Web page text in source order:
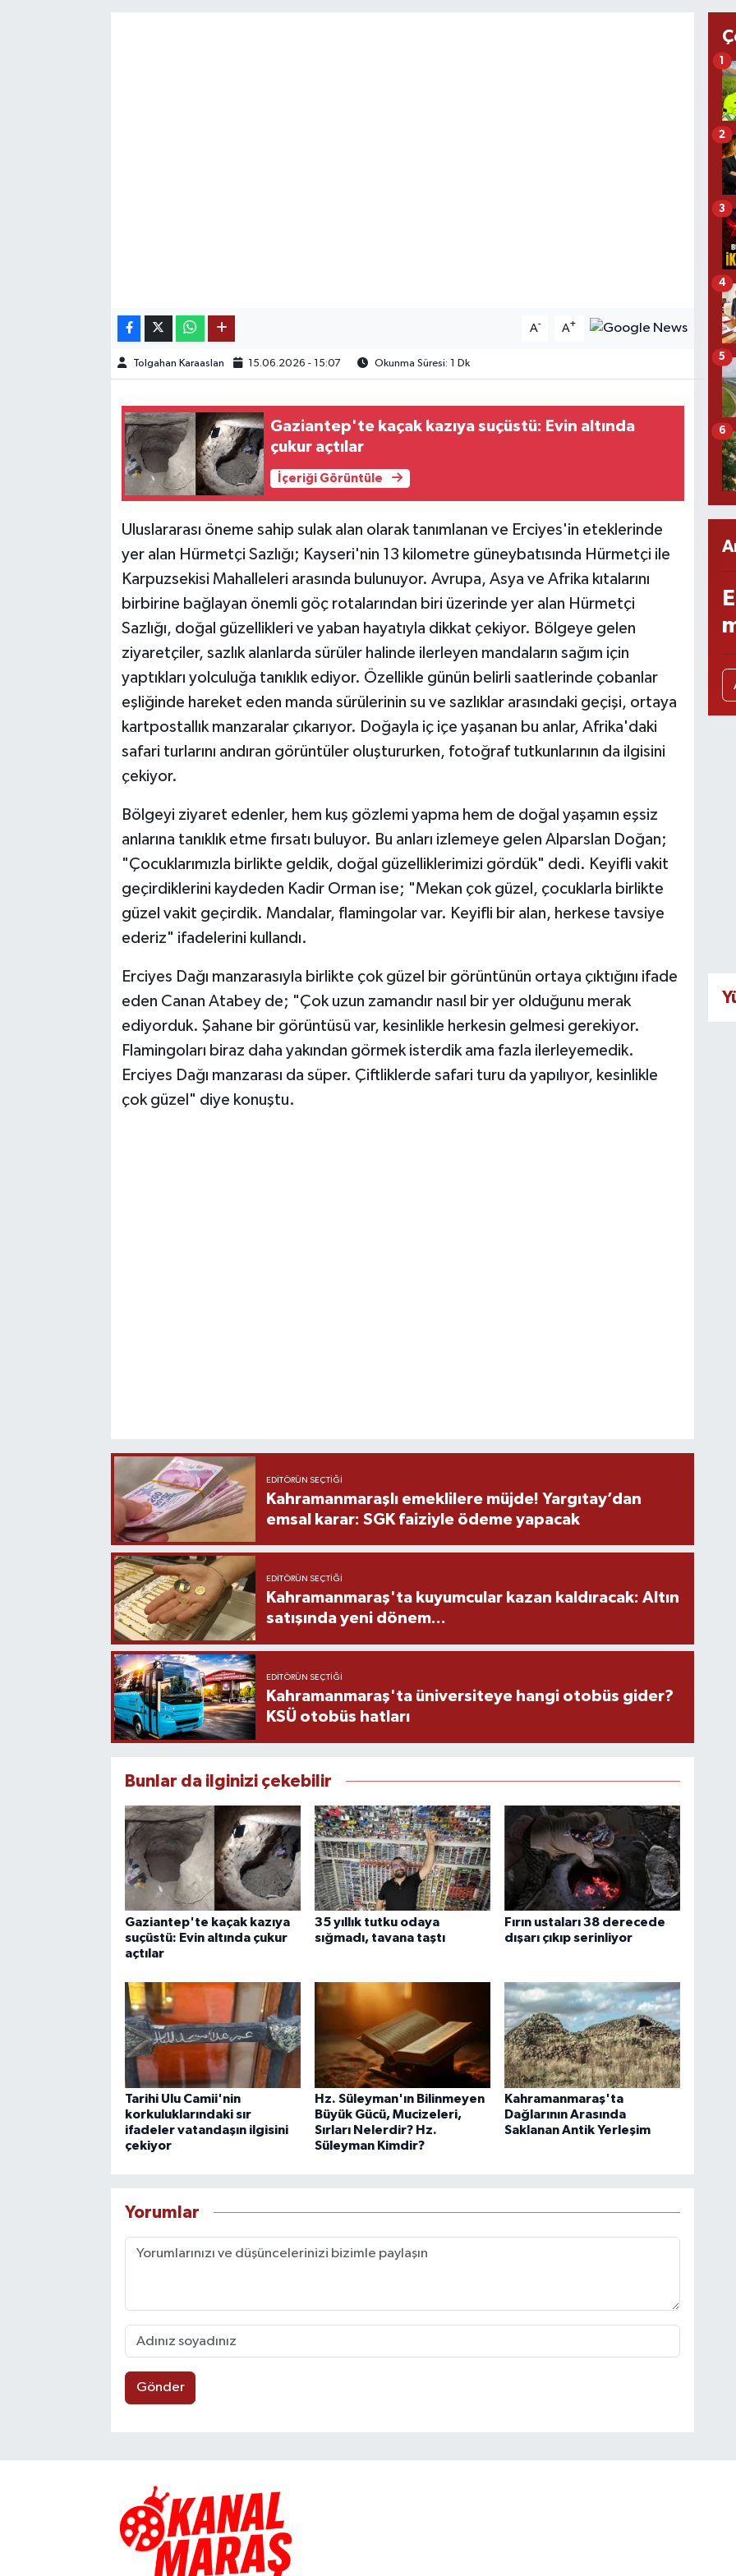
A- A+
Tolgahan Karaaslan 15.06.2026 - 15:07 Okunma Süresi: 1 Dk
Gaziantep'te kaçak kazıya suçüstü: Evin altında
çukur açtılar
İçeriği Görüntüle
Uluslararası öneme sahip sulak alan olarak tanımlanan ve Erciyes'in eteklerinde
yer alan Hürmetçi Sazlığı; Kayseri'nin 13 kilometre güneybatısında Hürmetçi ile
Karpuzsekisi Mahalleleri arasında bulunuyor. Avrupa, Asya ve Afrika kıtalarını
birbirine bağlayan önemli göç rotalarından biri üzerinde yer alan Hürmetçi
Sazlığı, doğal güzellikleri ve yaban hayatıyla dikkat çekiyor. Bölgeye gelen
ziyaretçiler, sazlık alanlarda sürüler halinde ilerleyen mandaların sağım için
yaptıkları yolculuğa tanıklık ediyor. Özellikle günün belirli saatlerinde çobanlar
eşliğinde hareket eden manda sürülerinin su ve sazlıklar arasındaki geçişi, ortaya
kartpostallık manzaralar çıkarıyor. Doğayla iç içe yaşanan bu anlar, Afrika'daki
safari turlarını andıran görüntüler oluştururken, fotoğraf tutkunlarının da ilgisini
çekiyor.
Bölgeyi ziyaret edenler, hem kuş gözlemi yapma hem de doğal yaşamın eşsiz
anlarına tanıklık etme fırsatı buluyor. Bu anları izlemeye gelen Alparslan Doğan;
"Çocuklarımızla birlikte geldik, doğal güzelliklerimizi gördük" dedi. Keyifli vakit
geçirdiklerini kaydeden Kadir Orman ise; "Mekan çok güzel, çocuklarla birlikte
güzel vakit geçirdik. Mandalar, flamingolar var. Keyifli bir alan, herkese tavsiye
ederiz" ifadelerini kullandı.
Erciyes Dağı manzarasıyla birlikte çok güzel bir görüntünün ortaya çıktığını ifade
eden Canan Atabey de; "Çok uzun zamandır nasıl bir yer olduğunu merak
ediyorduk. Şahane bir görüntüsü var, kesinlikle herkesin gelmesi gerekiyor.
Flamingoları biraz daha yakından görmek isterdik ama fazla ilerleyemedik.
Erciyes Dağı manzarası da süper. Çiftliklerde safari turu da yapılıyor, kesinlikle
çok güzel" diye konuştu.
EDITÖRÜN SEÇTIĞI
Kahramanmaraşlı emeklilere müjde! Yargıtay’dan
emsal karar: SGK faiziyle ödeme yapacak
EDITÖRÜN SEÇTIĞI
Kahramanmaraş'ta kuyumcular kazan kaldıracak: Altın
satışında yeni dönem...
EDITÖRÜN SEÇTIĞI
Kahramanmaraş'ta üniversiteye hangi otobüs gider?
KSÜ otobüs hatları
Bunlar da ilginizi çekebilir
Gaziantep'te kaçak kazıya
suçüstü: Evin altında çukur
açtılar
35 yıllık tutku odaya
sığmadı, tavana taştı
Fırın ustaları 38 derecede
dışarı çıkıp serinliyor
Tarihi Ulu Camii'nin
korkuluklarındaki sır
ifadeler vatandaşın ilgisini
çekiyor
Hz. Süleyman'ın Bilinmeyen
Büyük Gücü, Mucizeleri,
Sırları Nelerdir? Hz.
Süleyman Kimdir?
Kahramanmaraş'ta
Dağlarının Arasında
Saklanan Antik Yerleşim
Yorumlar
Gönder
1
2
3
4
5
6
OTOMOTİV
KÜLTÜR SANAT